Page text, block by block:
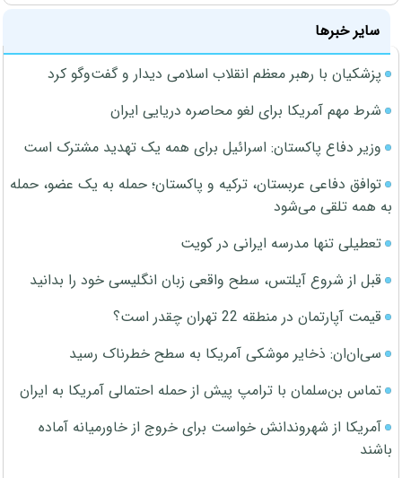
سایر خبرها
پزشکیان با رهبر معظم انقلاب اسلامی دیدار و گفت‌وگو کرد
شرط مهم آمریکا برای لغو محاصره دریایی ایران
وزیر دفاع پاکستان: اسرائیل برای همه یک تهدید مشترک است
توافق دفاعی عربستان، ترکیه و پاکستان؛ حمله به یک عضو، حمله
به همه تلقی می‌شود
تعطیلی تنها مدرسه ایرانی در کویت
قبل از شروع آیلتس، سطح واقعی زبان انگلیسی خود را بدانید
قیمت آپارتمان در منطقه 22 تهران چقدر است؟
سی‌ان‌ان: ذخایر موشکی آمریکا به سطح خطرناک رسید
تماس بن‌سلمان با ترامپ پیش از حمله احتمالی آمریکا به ایران
آمریکا از شهروندانش خواست برای خروج از خاورمیانه آماده
باشند